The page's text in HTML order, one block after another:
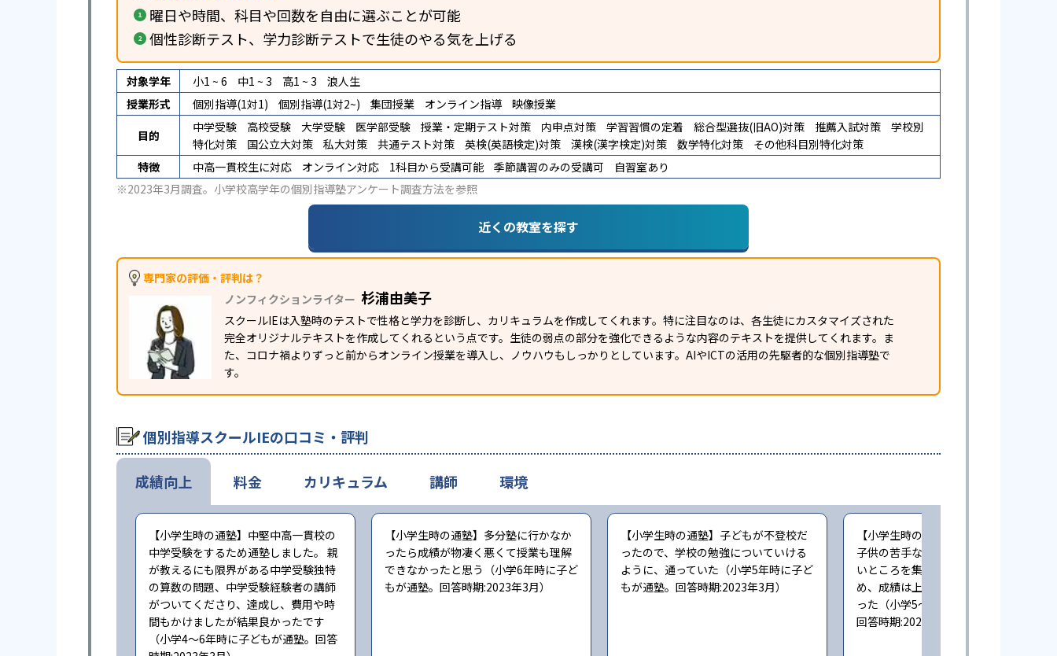
曜日や時間、科目や回数を自由に選ぶことが可能
個性診断テスト、学力診断テストで生徒のやる気を上げる
対象学年 小1 ~ 6 中1 ~ 3 高1 ~ 3
浪人生
授業形式
個別指導(1対1) 個別指導(1対2~) 集団授業 オンライン指導
映像授業
目的
中学受験 高校受験 大学受験 医学部受験 授業・定期テスト対策 内申点対策 学習習慣の定着 総合型選抜(旧AO)対策 推薦入試対策
学校別
特化対策
国公立大対策 私大対策 共通テスト対策 英検(英語検定)対策 漢検(漢字検定)対策 数学特化対策
その他科目別特化対策
特徴
中高一貫校生に対応 オンライン対応 1科目から受講可能 季節講習のみの受講可
自習室あり
※2023年3月調査。 小学校高学年の個別指導塾アンケート調査方法を参照
近くの教室を探す
専門家の評価・評判は？
ノンフィクションライター 杉浦由美子
スクールIEは入塾時のテストで性格と学力を診断し、カリキュラムを作成してくれます。特に注目なのは、各生徒にカスタマイズされた
完全オリジナルテキストを作成してくれるという点です。生徒の弱点の部分を強化できるような内容のテキストを提供してくれます。ま
た、コロナ禍よりずっと前からオンライン授業を導入し、ノウハウもしっかりとしています。AIやICTの活用の先駆者的な個別指導塾で
す。
個別指導スクールIEの口コミ・評判
成績向上
【小学生時の通塾】中堅中高一貫校の
中学受験をするため通塾しました。 親
が教えるにも限界がある中学受験独特
の算数の問題、中学受験経験者の講師
がついてくださり、達成し、費用や時
間もかけましたが結果良かったです
（小学4〜6年時に子どもが通塾。回答
【小学生時の通塾】多分塾に行かなか
ったら成績が物凄く悪くて授業も理解
できなかったと思う（小学6年時に子ど
もが通塾。回答時期:2023年3月）
【小学生時の通塾】子どもが不登校だ
ったので、学校の勉強についていける
ように、通っていた（小学5年時に子ど
もが通塾。回答時期:2023年3月）
【小学生時の通塾】個別指導なので、
子供の苦手なところ、理解できていな
いところを集中して教えてもらえたた
め、成績は上がったが料金はやや高か
った（小学5〜6年時に子どもが通塾。
回答時期:2023年3月）
料金 カリキュラム 講師 環境